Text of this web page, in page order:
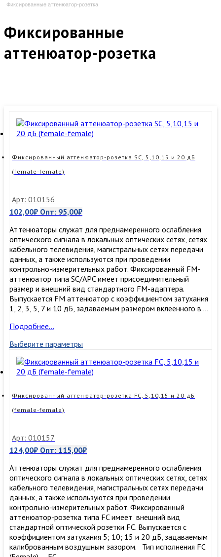
Фиксированные аттенюатор-розетка
Фиксированные
аттенюатор-розетка
Фиксированный аттенюатор-розетка SC, 5,10,15 и 20 дБ
(female-female)
Арт: 010156
102,00₽ Опт: 95,00₽
Аттенюаторы служат для преднамеренного ослабления
оптического сигнала в локальных оптических сетях, сетях
кабельного телевидения, магистральных сетях передачи
данных, а также используются при проведении
контрольно-измерительных работ. Фиксированный FM-
аттенюатор типа SC/APC имеет присоединительный
размер и внешний вид стандартного FM-адаптера.
Выпускается FM аттенюатор с коэффициентом затухания
1, 2, 3, 5, 7 и 10 дБ, задаваемым размером вклеенного в …
Фиксированный
розетка
SC,
5,10,15
дБ
female)
Подробнее…
Выберите параметры
Фиксированный аттенюатор-розетка FC, 5,10,15 и 20 дБ
(female-female)
Арт: 010157
124,00₽ Опт: 115,00₽
Аттенюаторы служат для преднамеренного ослабления
оптического сигнала в локальных оптических сетях, сетях
кабельного телевидения, магистральных сетях передачи
данных, а также используются при проведении
контрольно-измерительных работ. Фиксированный
аттенюатор-розетка типа FC имеет внешний вид
стандартной оптической розетки FC. Выпускается с
коэффициентом затухания 5; 10; 15 и 20 дБ, задаваемым
калиброванным воздушным зазором. Тип исполнения FC